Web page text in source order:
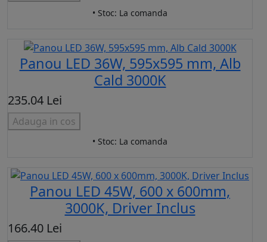
• Stoc: La comanda
Panou LED 36W, 595x595 mm, Alb
Cald 3000K
235.04 Lei
Adauga in cos
• Stoc: La comanda
Panou LED 45W, 600 x 600mm,
3000K, Driver Inclus
166.40 Lei